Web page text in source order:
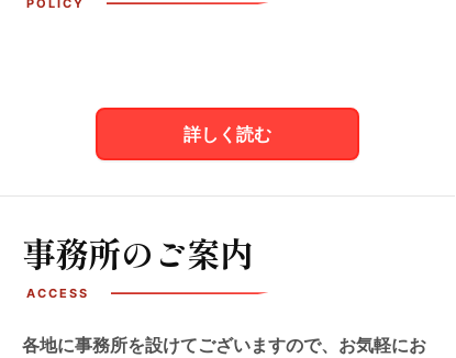
詳しく読む
事務所のご案内
各地に事務所を設けてございますので、お気軽にお